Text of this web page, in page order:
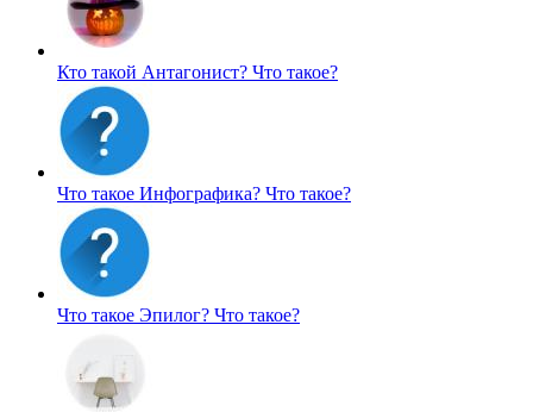
Кто такой Антагонист? Что такое?
Что такое Инфографика? Что такое?
Что такое Эпилог? Что такое?